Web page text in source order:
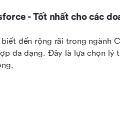
- Tốt nhất cho các
đến rộng rãi trong ngành
đa dạng. Đây là lựa chọn lý